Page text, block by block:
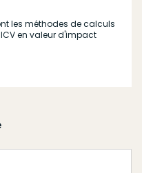
d'utilisation
les méthodes de calculs
en valeur d'impact